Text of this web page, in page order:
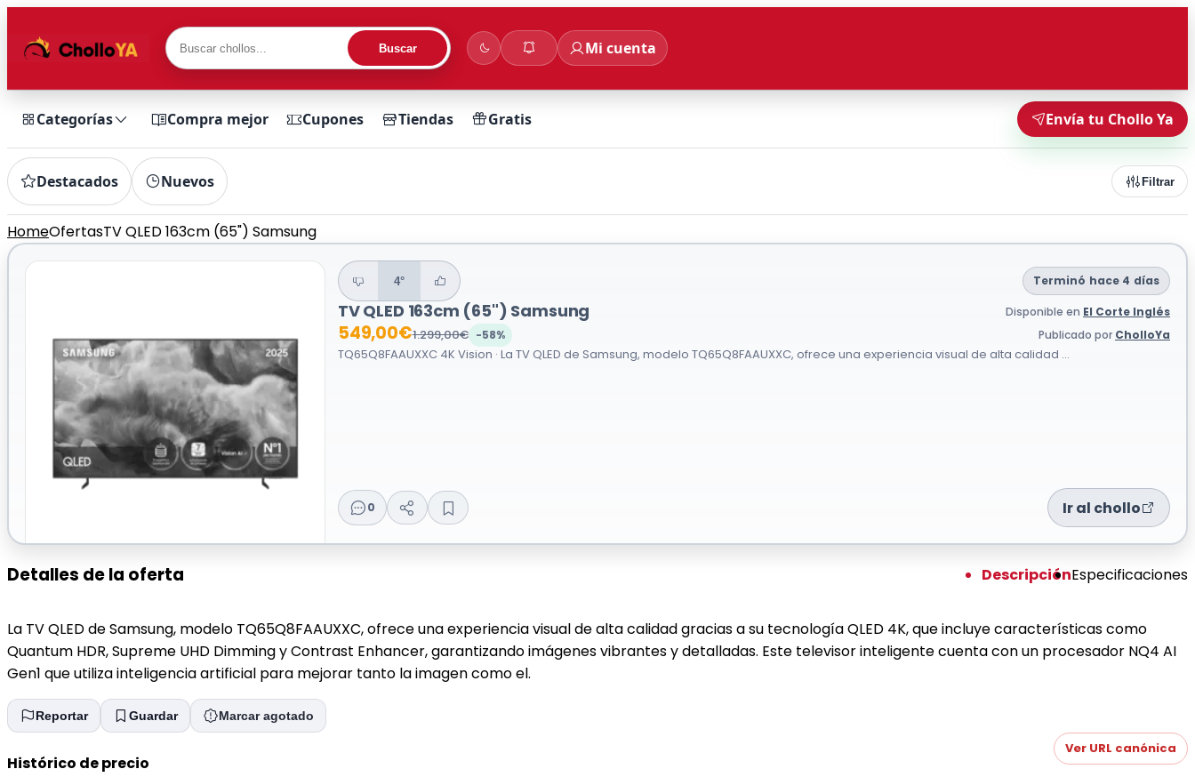
Buscar Mi cuenta
Categorías Compra mejor Cupones Tiendas Gratis Envía tu Chollo Ya
Destacados Nuevos Filtrar
HomeOfertasTV QLED 163cm (65") Samsung
4° Terminó hace 4 días
TV QLED 163cm (65") Samsung Disponible en El Corte Inglés
549,00€1.299,00€ -58% Publicado por CholloYa
TQ65Q8FAAUXXC 4K Vision · La TV QLED de Samsung, modelo TQ65Q8FAAUXXC, ofrece una experiencia visual de alta calidad ...
0 Ir al chollo
Detalles de la oferta DescripciónEspecificaciones
La TV QLED de Samsung, modelo TQ65Q8FAAUXXC, ofrece una experiencia visual de alta calidad gracias a su tecnología QLED 4K, que incluye características como
Quantum HDR, Supreme UHD Dimming y Contrast Enhancer, garantizando imágenes vibrantes y detalladas. Este televisor inteligente cuenta con un procesador NQ4 AI
Gen1 que utiliza inteligencia artificial para mejorar tanto la imagen como el.
Reportar Guardar Marcar agotado
Histórico de precio
Ver URL canónica